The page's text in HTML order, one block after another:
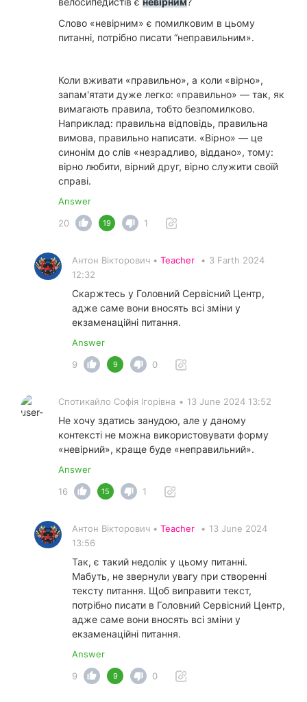
Слово «невірним» є помилковим в цьому
питанні, потрібно писати “неправильним».
Коли вживати «правильно», а коли «вірно»,
запам'ятати дуже легко: «правильно» — так, як
вимагають правила, тобто безпомилково.
Наприклад: правильна відповідь, правильна
вимова, правильно написати. «Вірно» — це
синонім до слів «незрадливо, віддано», тому:
вірно любити, вірний друг, вірно служити своїй
справі.
Answer
20
19 1
Антон Вікторович • Teacher • 3 Farth 2024
12:32
Скаржтесь у Головний Сервісний Центр,
адже саме вони вносять всі зміни у
екзаменаційні питання.
Answer
9
9 0
Спотикайло Софія Ігорівна • 13 June 2024 13:52
Не хочу здатись занудою, але у даному
контексті не можна використовувати форму
«невірний», краще буде «неправильний».
Answer
16
15 1
Антон Вікторович • Teacher • 13 June 2024
13:56
Так, є такий недолік у цьому питанні.
Мабуть, не звернули увагу при створенні
тексту питання. Щоб виправити текст,
потрібно писати в Головний Сервісний Центр,
адже саме вони вносять всі зміни у
екзаменаційні питання.
Answer
9
9 0